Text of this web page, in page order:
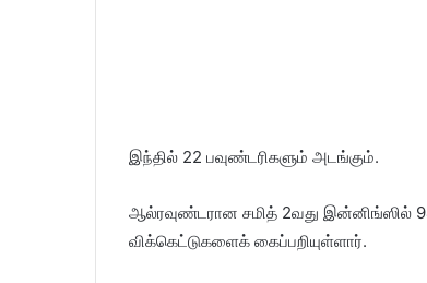
இந்தில் 22 பவுண்டரிகளும் அடங்கும்.
ஆல்ரவுண்டரான சமித் 2வது இன்னிங்ஸில்
விக்கெட்டுகளைக் கைப்பறியுள்ளார்.